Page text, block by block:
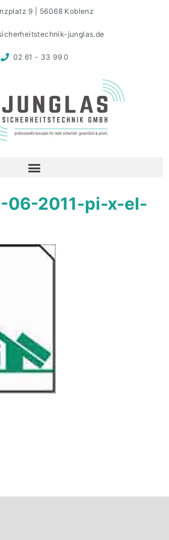
9 | 56068 Koblenz
junglas.de
02 61 - 33 99 0
06-2011-pi-x-el-